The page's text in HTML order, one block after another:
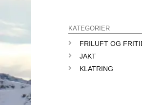
KATEGORIER
FRILUFT OG
JAKT
KLATRING